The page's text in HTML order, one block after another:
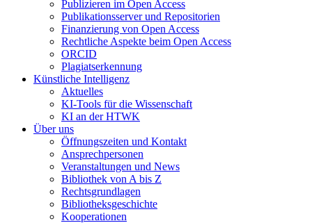
Publizieren im Open Access
Publikationsserver und Repositorien
Finanzierung von Open Access
Rechtliche Aspekte beim Open Access
ORCID
Plagiatserkennung
Künstliche Intelligenz
Aktuelles
KI-Tools für die Wissenschaft
KI an der HTWK
Über uns
Öffnungszeiten und Kontakt
Ansprechpersonen
Veranstaltungen und News
Bibliothek von A bis Z
Rechtsgrundlagen
Bibliotheksgeschichte
Kooperationen